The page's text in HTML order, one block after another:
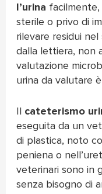
l’urina
sterile o privo di
rilevare residui
dalla lettiera, non
valutazione
urina da valutare
Il cateterismo
eseguita da un
di plastica, noto
peniena o
veterinari sono in
senza bisogno di